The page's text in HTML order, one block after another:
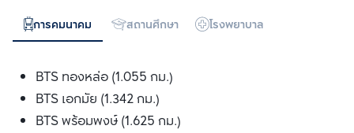
การคมนาคม สถานศึกษา โรงพยาบาล
BTS ทองหล่อ (1.055 กม.)
BTS เอกมัย (1.342 กม.)
BTS พร้อมพงษ์ (1.625 กม.)